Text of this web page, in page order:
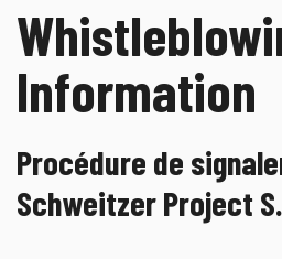
Information
Procédure de
Schweitzer Project